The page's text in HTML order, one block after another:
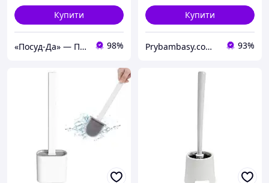
Купити
«Посуд-Да» — Посуд, Подарунки, Товари для дому 98%
Купити
Prybambasy.com.ua - магазин товарів для дому 93%